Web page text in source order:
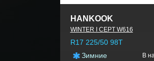
HANKOOK
WINTER I CEPT W616
R17 225/50 98T
Зимние
В